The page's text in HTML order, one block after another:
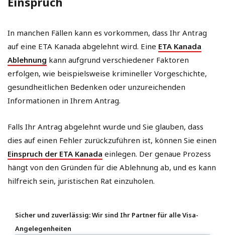
In manchen Fällen kann es vorkommen, dass Ihr Antrag
auf eine ETA Kanada abgelehnt wird. Eine ETA Kanada
Ablehnung kann aufgrund verschiedener Faktoren
erfolgen, wie beispielsweise krimineller Vorgeschichte,
gesundheitlichen Bedenken oder unzureichenden
Informationen in Ihrem Antrag.
Falls Ihr Antrag abgelehnt wurde und Sie glauben, dass
dies auf einen Fehler zurückzuführen ist, können Sie einen
Einspruch der ETA Kanada einlegen. Der genaue Prozess
hängt von den Gründen für die Ablehnung ab, und es kann
hilfreich sein, juristischen Rat einzuholen.
Sicher und zuverlässig: Wir sind Ihr Partner für alle Visa-
Angelegenheiten